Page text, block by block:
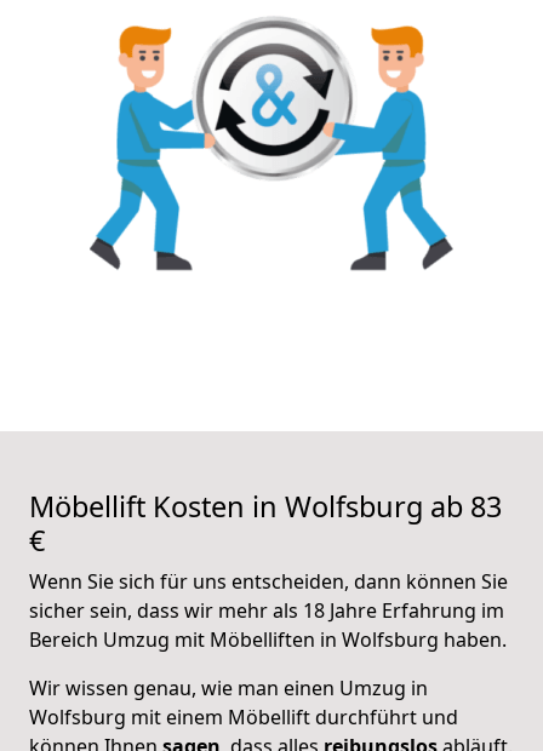
Möbellift Kosten in Wolfsburg ab 83
€
Wenn Sie sich für uns entscheiden, dann können Sie
sicher sein, dass wir mehr als 18 Jahre Erfahrung im
Bereich Umzug mit Möbelliften in Wolfsburg haben.
Wir wissen genau, wie man einen Umzug in
Wolfsburg mit einem Möbellift durchführt und